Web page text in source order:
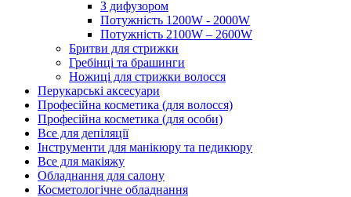
З дифузором
Потужність 1200W - 2000W
Потужність 2100W – 2600W
Бритви для стрижки
Гребінці та брашинги
Ножиці для стрижки волосся
Перукарські аксесуари
Професійна косметика (для волосся)
Професійна косметика (для особи)
Все для депіляції
Інструменти для манікюру та педикюру
Все для макіяжу
Обладнання для салону
Косметологічне обладнання